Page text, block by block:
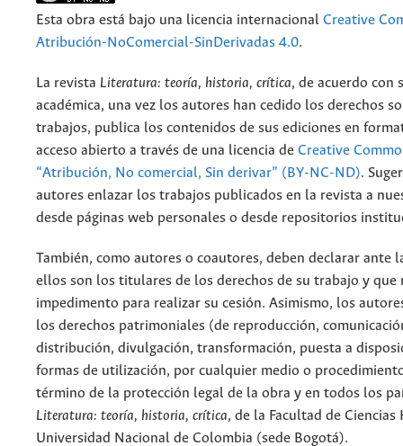
Esta obra está bajo una licencia internacional Creative
Atribución-NoComercial-SinDerivadas 4.0.
La revista Literatura: teoría, historia, crítica, de acuerdo con
académica, una vez los autores han cedido los derechos
trabajos, publica los contenidos de sus ediciones en
acceso abierto a través de una licencia de Creative
“Atribución, No comercial, Sin derivar” (BY-NC-ND).
autores enlazar los trabajos publicados en la revista a
desde páginas web personales o desde repositorios
También, como autores o coautores, deben declarar ante
ellos son los titulares de los derechos de su trabajo y que
impedimento para realizar su cesión. Asimismo, los
los derechos patrimoniales (de reproducción,
distribución, divulgación, transformación, puesta a
formas de utilización, por cualquier medio o
término de la protección legal de la obra y en todos los
Literatura: teoría, historia, crítica, de la Facultad de Ciencias
Universidad Nacional de Colombia (sede Bogotá).